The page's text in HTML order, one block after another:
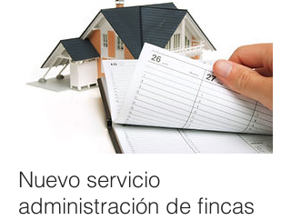
Nuevo servicio
administración de fincas